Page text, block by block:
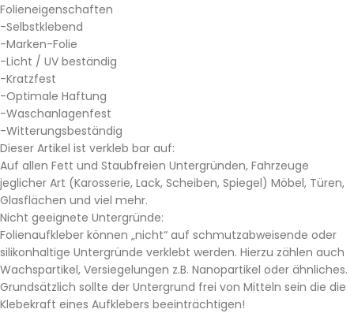
Folieneigenschaften
-Selbstklebend
-Marken-Folie
-Licht / UV beständig
-Kratzfest
-Optimale Haftung
-Waschanlagenfest
-Witterungsbeständig
Dieser Artikel ist verkleb bar auf:
Auf allen Fett und Staubfreien Untergründen, Fahrzeuge
jeglicher Art (Karosserie, Lack, Scheiben, Spiegel) Möbel, Türen,
Glasflächen und viel mehr.
Nicht geeignete Untergründe:
Folienaufkleber können „nicht“ auf schmutzabweisende oder
silikonhaltige Untergründe verklebt werden. Hierzu zählen auch
Wachspartikel, Versiegelungen z.B. Nanopartikel oder ähnliches.
Grundsätzlich sollte der Untergrund frei von Mitteln sein die die
Klebekraft eines Aufklebers beeinträchtigen!